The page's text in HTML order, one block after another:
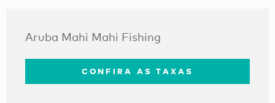
Aruba Mahi Mahi Fishing
CONFIRA AS TAXAS